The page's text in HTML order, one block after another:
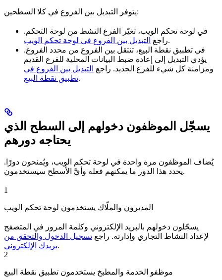
يتوفر التبديل بين الفروع في كلا السطحين:
في لوحة تحكم الويب، تغيّر الفرع النشط من لوحة التحكم.
راجع التبديل بين الفروع في لوحة تحكم الويب
.
في تطبيق نقطة البيع، تنتقل بين الفروع من محدد الفروع.
يؤدي التبديل إلى إعادة ضبط البيانات المحلية للفرع القديم
ومزامنة كل شيء للفرع الجديد. راجع التبديل بين الفروع في
تطبيق نقطة البيع.
يسجّل الموظفون دخولهم إلى السطح الذي
يحتاجه دورهم
يُضاف الموظفون مرة واحدة في لوحة تحكم الويب، ويُمنحون دورًا.
يحدد هذا الدور ما يمكنهم فعله وأيَّ الأسطح سيستخدمون.
1
المديرون والملّاك يستخدمون لوحة تحكم الويب
يسجّلون دخولهم بالبريد الإلكتروني وكلمة المرور في المتصفح
لإعداد النشاط التجاري وإدارته. راجع تسجيل الدخول والتحقق من
بريدك الإلكتروني.
2
موظفو الخدمة والمطبخ يستخدمون تطبيق نقطة البيع